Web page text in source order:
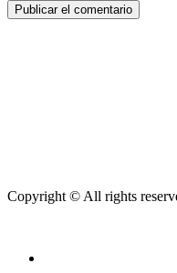
Copyright © All rights